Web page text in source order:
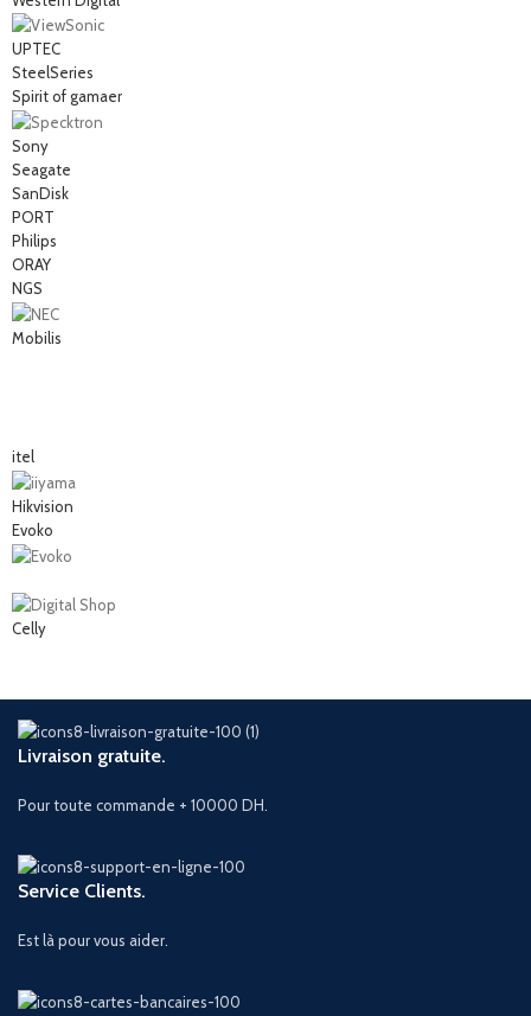
UPTEC
SteelSeries
Spirit of gamaer
Sony
Seagate
SanDisk
PORT
Philips
ORAY
NGS
Mobilis
itel
Hikvision
Evoko
Celly
Livraison gratuite.
Pour toute commande + 10000 DH.
Service Clients.
Est là pour vous aider.